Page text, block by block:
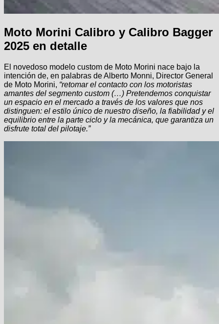
Moto Morini Calibro y Calibro Bagger
2025 en detalle
El novedoso modelo custom de Moto Morini nace bajo la
intención de, en palabras de Alberto Monni, Director General
de Moto Morini, “retomar el contacto con los motoristas
amantes del segmento custom (…) Pretendemos conquistar
un espacio en el mercado a través de los valores que nos
distinguen: el estilo único de nuestro diseño, la fiabilidad y el
equilibrio entre la parte ciclo y la mecánica, que garantiza un
disfrute total del pilotaje.”